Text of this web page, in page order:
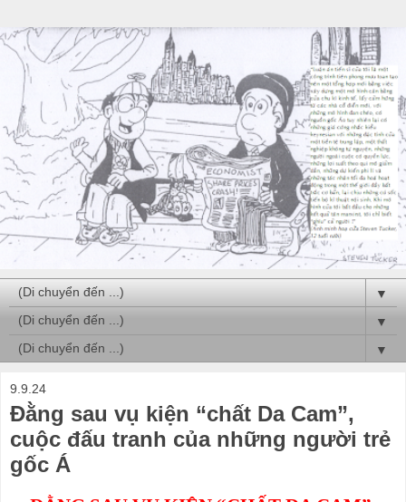
▼
▼
▼
9.9.24
Đằng sau vụ kiện “chất Da Cam”,
cuộc đấu tranh của những người trẻ
gốc Á